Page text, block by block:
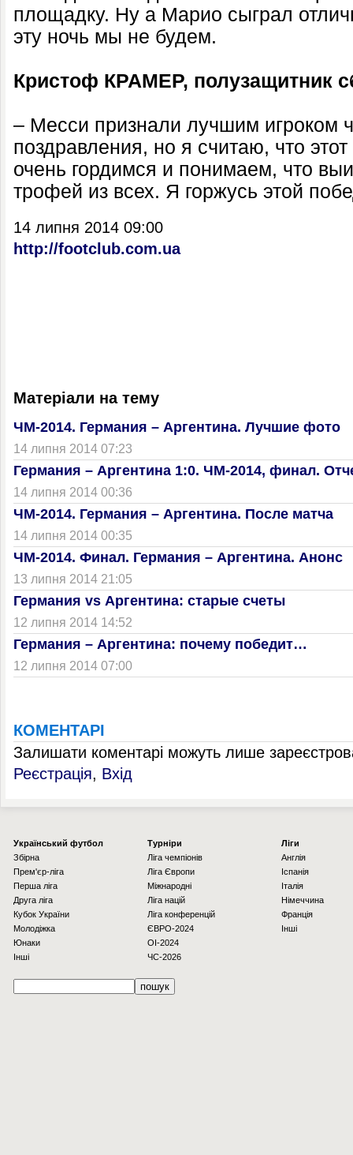
площадку. Ну а Марио сыграл
эту ночь мы не будем.
Кристоф КРАМЕР, полузащитник
– Месси признали лучшим игроком
поздравления, но я считаю, что
очень гордимся и понимаем, что
трофей из всех. Я горжусь этой
14 липня 2014 09:00
http://footclub.com.ua
Матеріали на тему
ЧМ-2014. Германия – Аргентина. Лучшие фото
14 липня 2014 07:23
Германия – Аргентина 1:0. ЧМ-2014, финал.
14 липня 2014 00:36
ЧМ-2014. Германия – Аргентина. После матча
14 липня 2014 00:35
ЧМ-2014. Финал. Германия – Аргентина. Анонс
13 липня 2014 21:05
Германия vs Аргентина: старые счеты
12 липня 2014 14:52
Германия – Аргентина: почему победит…
12 липня 2014 07:00
КОМЕНТАРІ
Залишати коментарі можуть лише
Реєстрація, Вхід
Українcький футбол
Збірна
Прем'єр-ліга
Перша ліга
Друга ліга
Кубок України
Молодіжка
Юнаки
Інші
Турніри
Ліга чемпіонів
Ліга Європи
Міжнародні
Ліга націй
Ліга конференцій
ЄВРО-2024
OI-2024
ЧС-2026
Ліги
Англія
Іспанія
Італія
Німеччина
Франція
Інші